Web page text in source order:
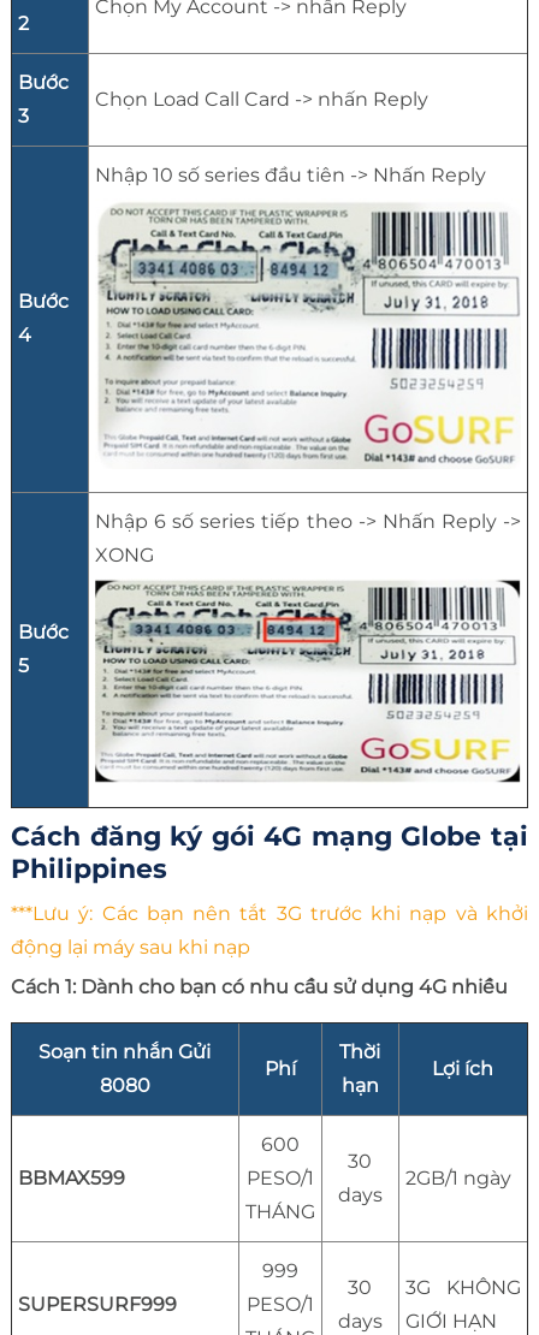
2
Chọn My Account -> nhấn Reply
Bước
3
Chọn Load Call Card -> nhấn Reply
Bước
4
Nhập 10 số series đầu tiên -> Nhấn Reply
Bước
5
Nhập 6 số series tiếp theo -> Nhấn Reply ->
XONG
Cách đăng ký gói 4G mạng Globe tại
Philippines
***Lưu ý: Các bạn nên tắt 3G trước khi nạp và khởi
động lại máy sau khi nạp
Cách 1: Dành cho bạn có nhu cầu sử dụng 4G nhiều
Soạn tin nhắn Gửi
8080
Phí
Thời
hạn
Lợi ích
BBMAX599
600
PESO/1
THÁNG
30
days
2GB/1 ngày
SUPERSURF999
999
PESO/1
30
days
3G KHÔNG
GIỚI HẠN